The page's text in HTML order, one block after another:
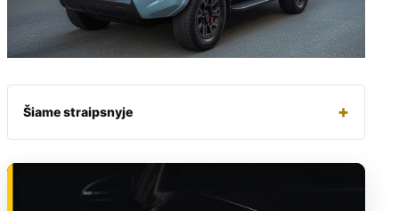
Šiame straipsnyje +